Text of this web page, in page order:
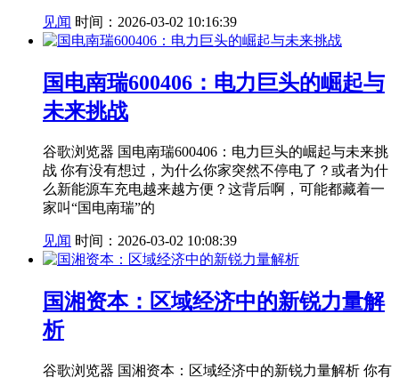
见闻 时间：2026-03-02 10:16:39
国电南瑞600406：电力巨头的崛起与
未来挑战
谷歌浏览器 国电南瑞600406：电力巨头的崛起与未来挑
战 你有没有想过，为什么你家突然不停电了？或者为什
么新能源车充电越来越方便？这背后啊，可能都藏着一
家叫“国电南瑞”的
见闻 时间：2026-03-02 10:08:39
国湘资本：区域经济中的新锐力量解
析
谷歌浏览器 国湘资本：区域经济中的新锐力量解析 你有